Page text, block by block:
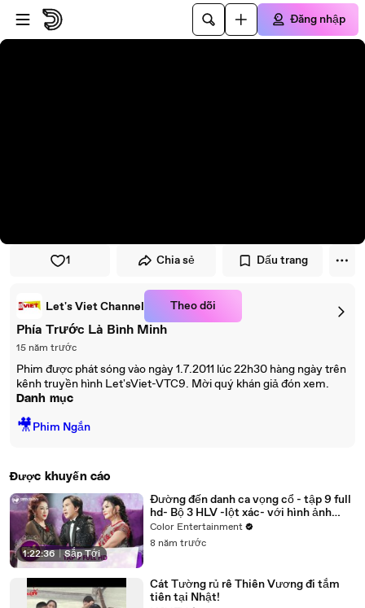
Đi đến trình phát
Đi đến nội dung chính
Đăng nhập
1 Chia sẻ Dấu trang
Let's Viet Channel Theo dõi
Phía Trước Là Bình Minh
15 năm trước
Phim được phát sóng vào ngày 1.7.2011 lúc 22h30 hàng ngày trên
kênh truyền hình Let'sViet-VTC9. Mời quý khán giả đón xem.
Danh mục
🎥Phim Ngắn
Được khuyến cáo
1:22:36 Sắp Tới
Đường đến danh ca vọng cổ - tập 9 full
hd- Bộ 3 HLV -lột xác- với hình ảnh
hiện đại, trẻ trung
Color Entertainment
8 năm trước
Cát Tường rủ rê Thiên Vương đi tắm
tiên tại Nhật!